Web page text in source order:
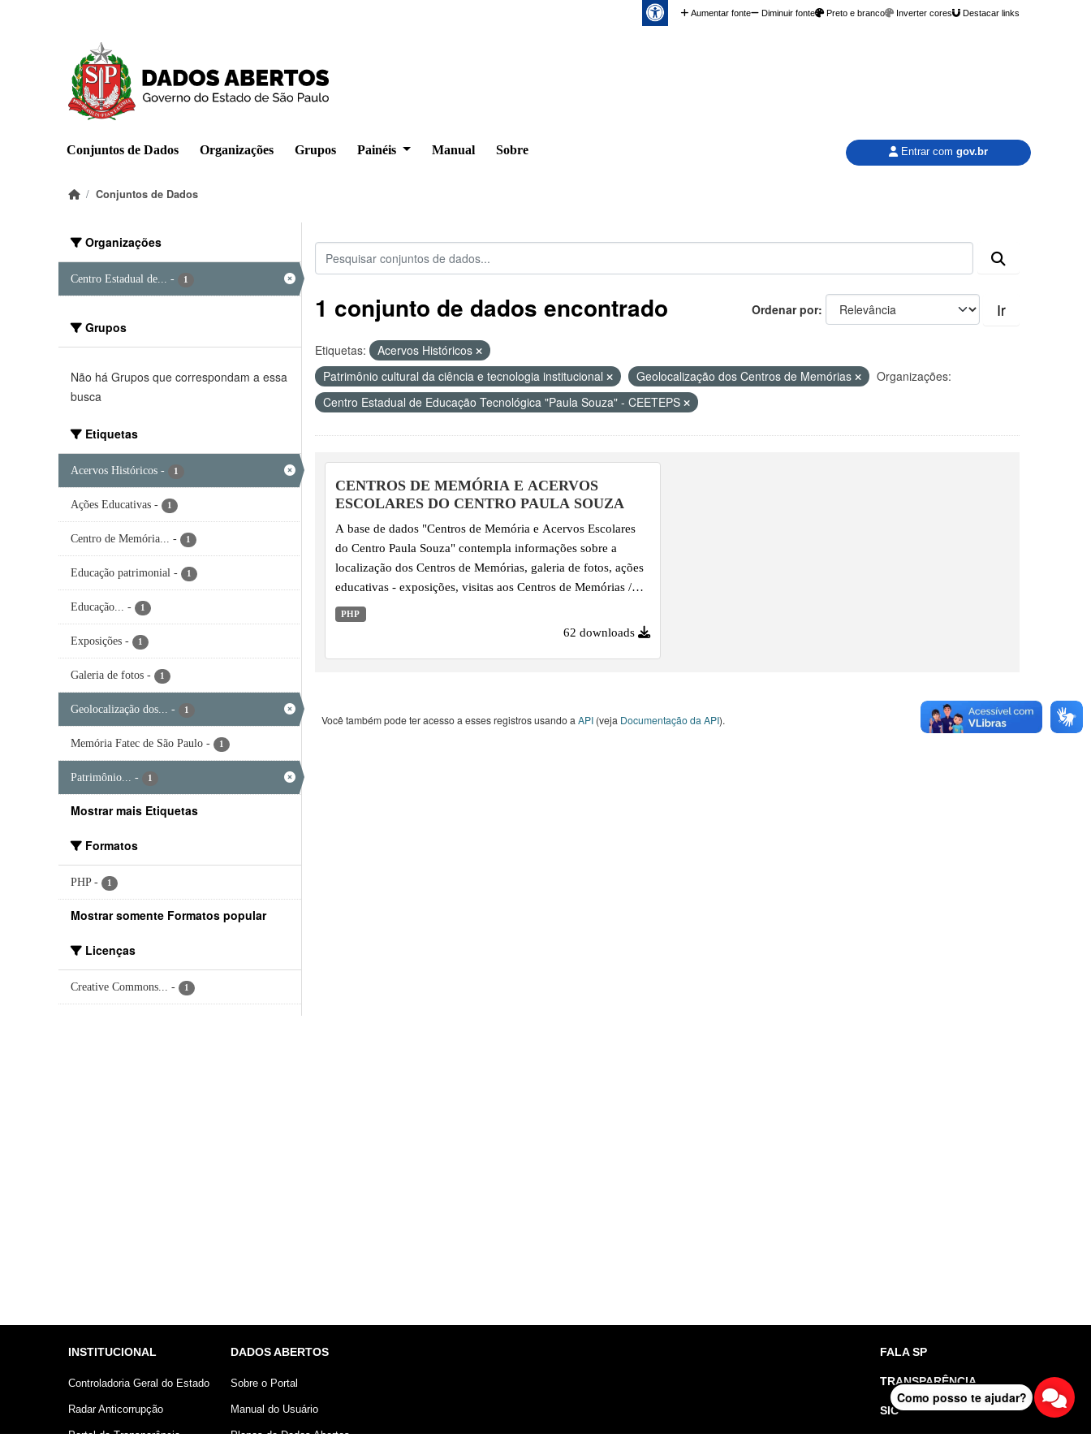
Aumentar fonte Diminuir fonte Preto e branco Inverter cores Destacar links
Conjuntos de Dados Organizações Grupos Painéis Manual Sobre Entrar com gov.br
Conjuntos de Dados
Organizações
Centro Estadual de... - 1
Grupos
Não há Grupos que correspondam a essa
busca
Etiquetas
Acervos Históricos - 1
Ações Educativas - 1
Centro de Memória... - 1
Educação patrimonial - 1
Educação... - 1
Exposições - 1
Galeria de fotos - 1
Geolocalização dos... - 1
Memória Fatec de São Paulo - 1
Patrimônio... - 1
Mostrar mais Etiquetas
Formatos
PHP - 1
Mostrar somente Formatos popular
Licenças
Creative Commons... - 1
Ordenar por Ir
1 conjunto de dados encontrado
Etiquetas:
Acervos Históricos
Patrimônio cultural da ciência e tecnologia institucional
Geolocalização dos Centros de Memórias
Organizações:
Centro Estadual de Educação Tecnológica "Paula Souza" - CEETEPS
CENTROS DE MEMÓRIA E ACERVOS
ESCOLARES DO CENTRO PAULA SOUZA
A base de dados "Centros de Memória e Acervos Escolares
do Centro Paula Souza" contempla informações sobre a
localização dos Centros de Memórias, galeria de fotos, ações
educativas - exposições, visitas aos Centros de Memórias /
Acervos históricos e publicações, desde o ano de 2008 em
diante.
PHP
62 downloads
Você também pode ter acesso a esses registros usando a API (veja Documentação da API).
INSTITUCIONAL
Controladoria Geral do Estado
Radar Anticorrupção
Portal da Transparência
DADOS ABERTOS
Sobre o Portal
Manual do Usuário
Planos de Dados Abertos
FALA SP
TRANSPARÊNCIA
SIC
Como posso te ajudar?